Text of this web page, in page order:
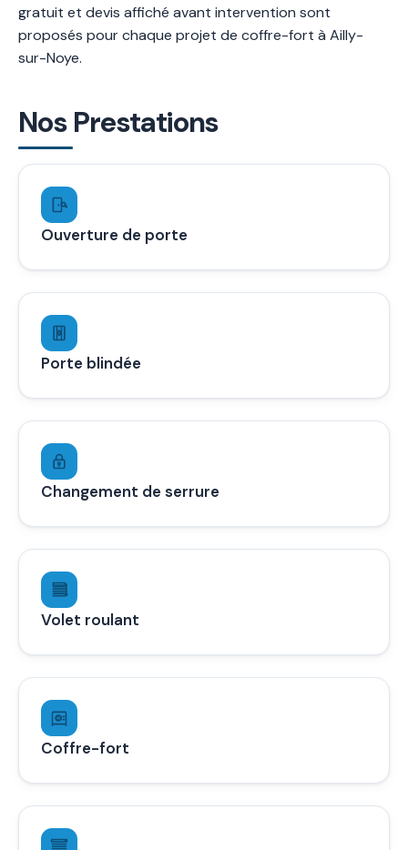
gratuit et devis affiché avant intervention sont
proposés pour chaque projet de coffre-fort à Ailly-
sur-Noye.
Nos Prestations
Ouverture de porte
Porte blindée
Changement de serrure
Volet roulant
Coffre-fort